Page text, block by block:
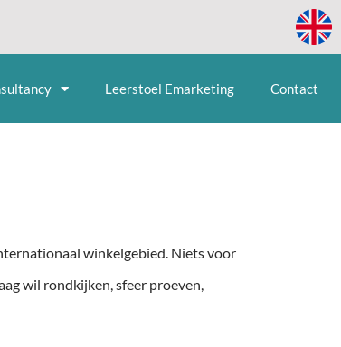
Leerstoel Emarketing Contact
winkelgebied. Niets voor
wil rondkijken, sfeer proeven,